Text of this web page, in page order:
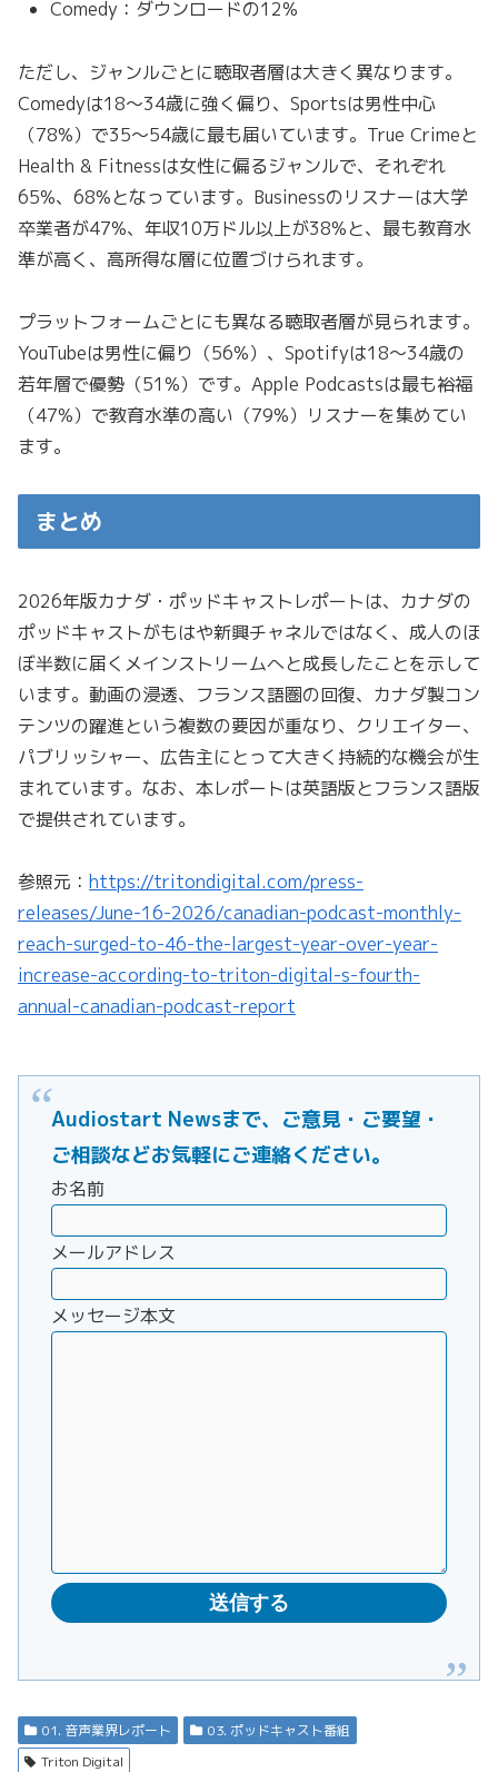
Comedy：ダウンロードの12%
ただし、ジャンルごとに聴取者層は大きく異なります。
Comedyは18〜34歳に強く偏り、Sportsは男性中心
（78%）で35〜54歳に最も届いています。True Crimeと
Health & Fitnessは女性に偏るジャンルで、それぞれ
65%、68%となっています。Businessのリスナーは大学
卒業者が47%、年収10万ドル以上が38%と、最も教育水
準が高く、高所得な層に位置づけられます。
プラットフォームごとにも異なる聴取者層が見られます。
YouTubeは男性に偏り（56%）、Spotifyは18〜34歳の
若年層で優勢（51%）です。Apple Podcastsは最も裕福
（47%）で教育水準の高い（79%）リスナーを集めてい
ます。
まとめ
2026年版カナダ・ポッドキャストレポートは、カナダの
ポッドキャストがもはや新興チャネルではなく、成人のほ
ぼ半数に届くメインストリームへと成長したことを示して
います。動画の浸透、フランス語圏の回復、カナダ製コン
テンツの躍進という複数の要因が重なり、クリエイター、
パブリッシャー、広告主にとって大きく持続的な機会が生
まれています。なお、本レポートは英語版とフランス語版
で提供されています。
参照元： https://tritondigital.com/press-
releases/June-16-2026/canadian-podcast-monthly-
reach-surged-to-46-the-largest-year-over-year-
increase-according-to-triton-digital-s-fourth-
annual-canadian-podcast-report
Audiostart Newsまで、ご意見・ご要望・
ご相談などお気軽にご連絡ください。
お名前
メールアドレス
メッセージ本文
01. 音声業界レポート
03. ポッドキャスト番組
Triton Digital